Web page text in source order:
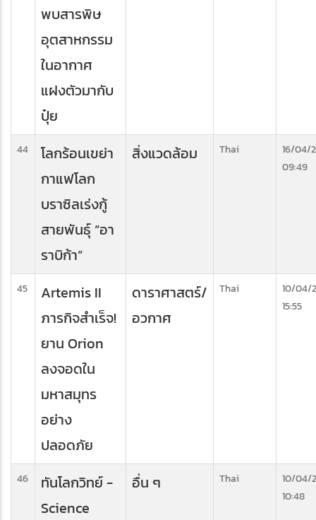
พบสารพิษ
อุตสาหกรรม
ในอากาศ
แฝงตัวมากับ
ปุ๋ย
44
โลกร้อนเขย่า
กาแฟโลก
บราซิลเร่งกู้
สายพันธุ์ “อา
ราบิก้า”
สิ่งแวดล้อม Thai
16/04/
09:49
45
Artemis II
ภารกิจสำเร็จ!
ยาน Orion
ลงจอดใน
มหาสมุทร
อย่าง
ปลอดภัย
ดาราศาสตร์/
อวกาศ
Thai
10/04/
15:55
46
ทันโลกวิทย์ -
Science
อื่น ๆ Thai
10/04/
10:48